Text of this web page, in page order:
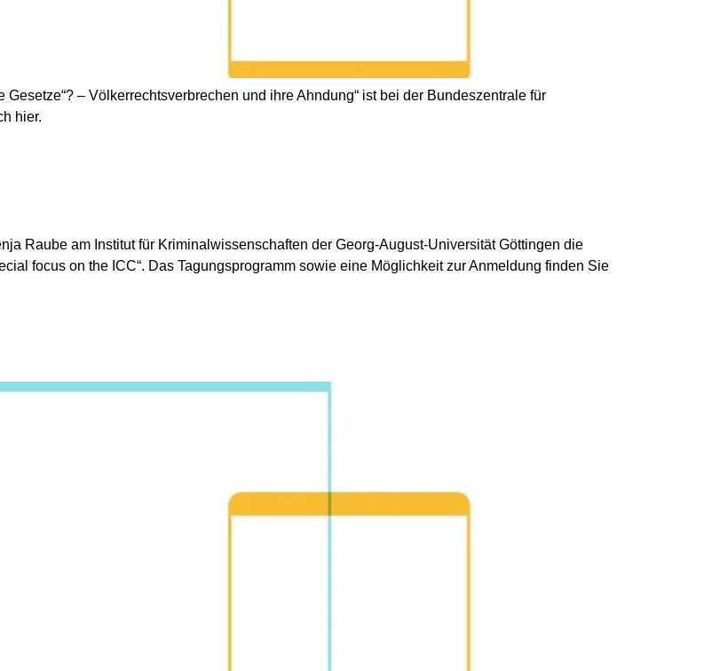
– Völkerrechtsverbrechen und ihre Ahndung“ ist bei der Bundeszentrale für
hier.
Raube am Institut für Kriminalwissenschaften der Georg-August-Universität Göttingen die
focus on the ICC“. Das Tagungsprogramm sowie eine Möglichkeit zur Anmeldung finden Sie